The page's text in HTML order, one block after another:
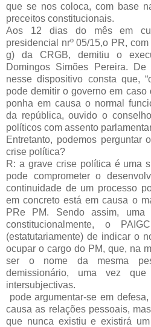
que se nos coloca, com base
preceitos constitucionais.
Aos 12 dias do mês em
presidencial nrº 05/15,o PR,
g) da CRGB, demitiu o
Domingos Simões Pereira.
nesse dispositivo consta que,
pode demitir o governo em
ponha em causa o normal
da república, ouvido o
políticos com assento
Entretanto, podemos perguntar
crise política?
R: a grave crise política é uma
pode comprometer o
continuidade de um processo
em concreto está em causa o
PRe PM. Sendo assim,
constitucionalmente, o
(estatutariamente) de indicar o
ocupar o cargo do PM, que, na
ser o nome da mesma
demissionário, uma vez
intersubjectivas.
pode argumentar-se em
causa as relações pessoais,
que nunca existiu e existirá